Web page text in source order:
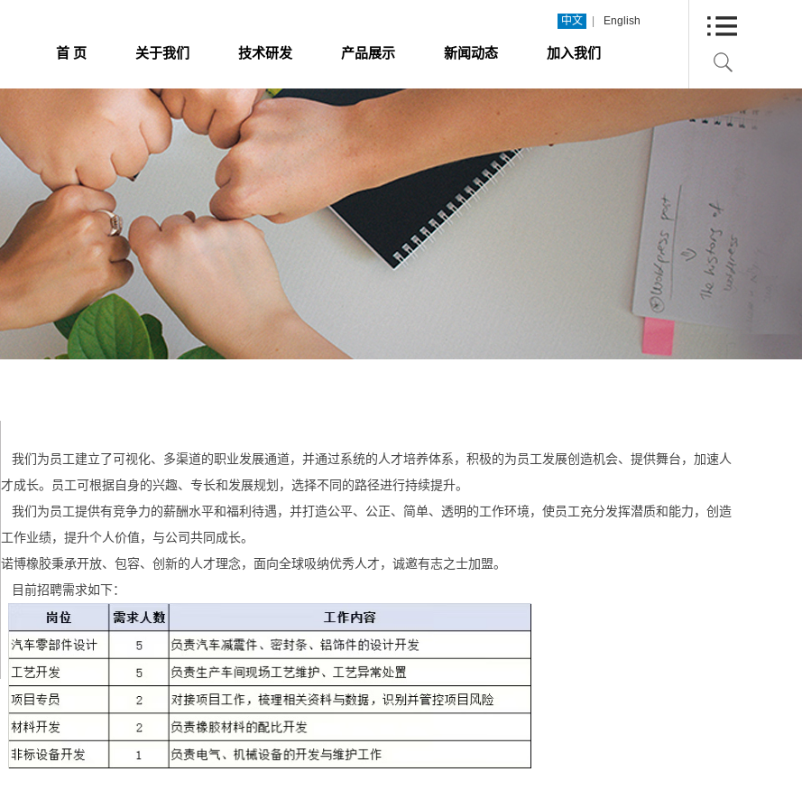
中文 English
首 页 关于我们 技术研发 产品展示 新闻动态 加入我们
我们为员工建立了可视化、多渠道的职业发展通道，并通过系统的人才培养体系，积极的为员工发展创造机会、提供舞台，加速人
才成长。员工可根据自身的兴趣、专长和发展规划，选择不同的路径进行持续提升。
我们为员工提供有竞争力的薪酬水平和福利待遇，并打造公平、公正、简单、透明的工作环境，使员工充分发挥潜质和能力，创造
工作业绩，提升个人价值，与公司共同成长。
诺博橡胶秉承开放、包容、创新的人才理念，面向全球吸纳优秀人才，诚邀有志之士加盟。
目前招聘需求如下：